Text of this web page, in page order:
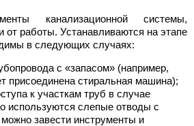
канализационной системы,
от работы. Устанавливаются на этапе
в следующих случаях:
с «запасом» (например,
присоединена стиральная машина);
к участкам труб в случае
используются слепые отводы с
завести инструменты и